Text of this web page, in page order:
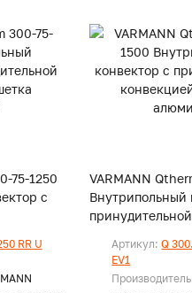
75-1250
с
RR U
VARMANN
Внутрипольный
принудительной
алюминий
Артикул:Q
EV1